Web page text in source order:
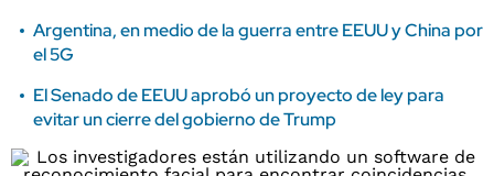
Argentina, en medio de la guerra entre EEUU y China por
el 5G
El Senado de EEUU aprobó un proyecto de ley para
evitar un cierre del gobierno de Trump